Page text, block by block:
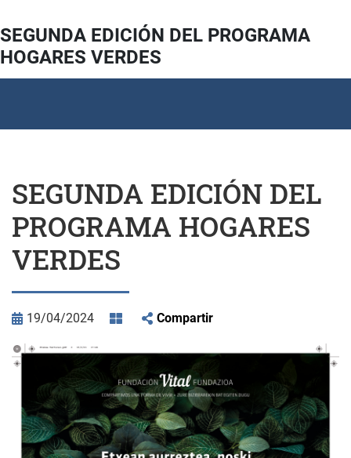
SEGUNDA EDICIÓN DEL PROGRAMA
HOGARES VERDES
SEGUNDA EDICIÓN DEL
PROGRAMA HOGARES
VERDES
19/04/2024 Compartir